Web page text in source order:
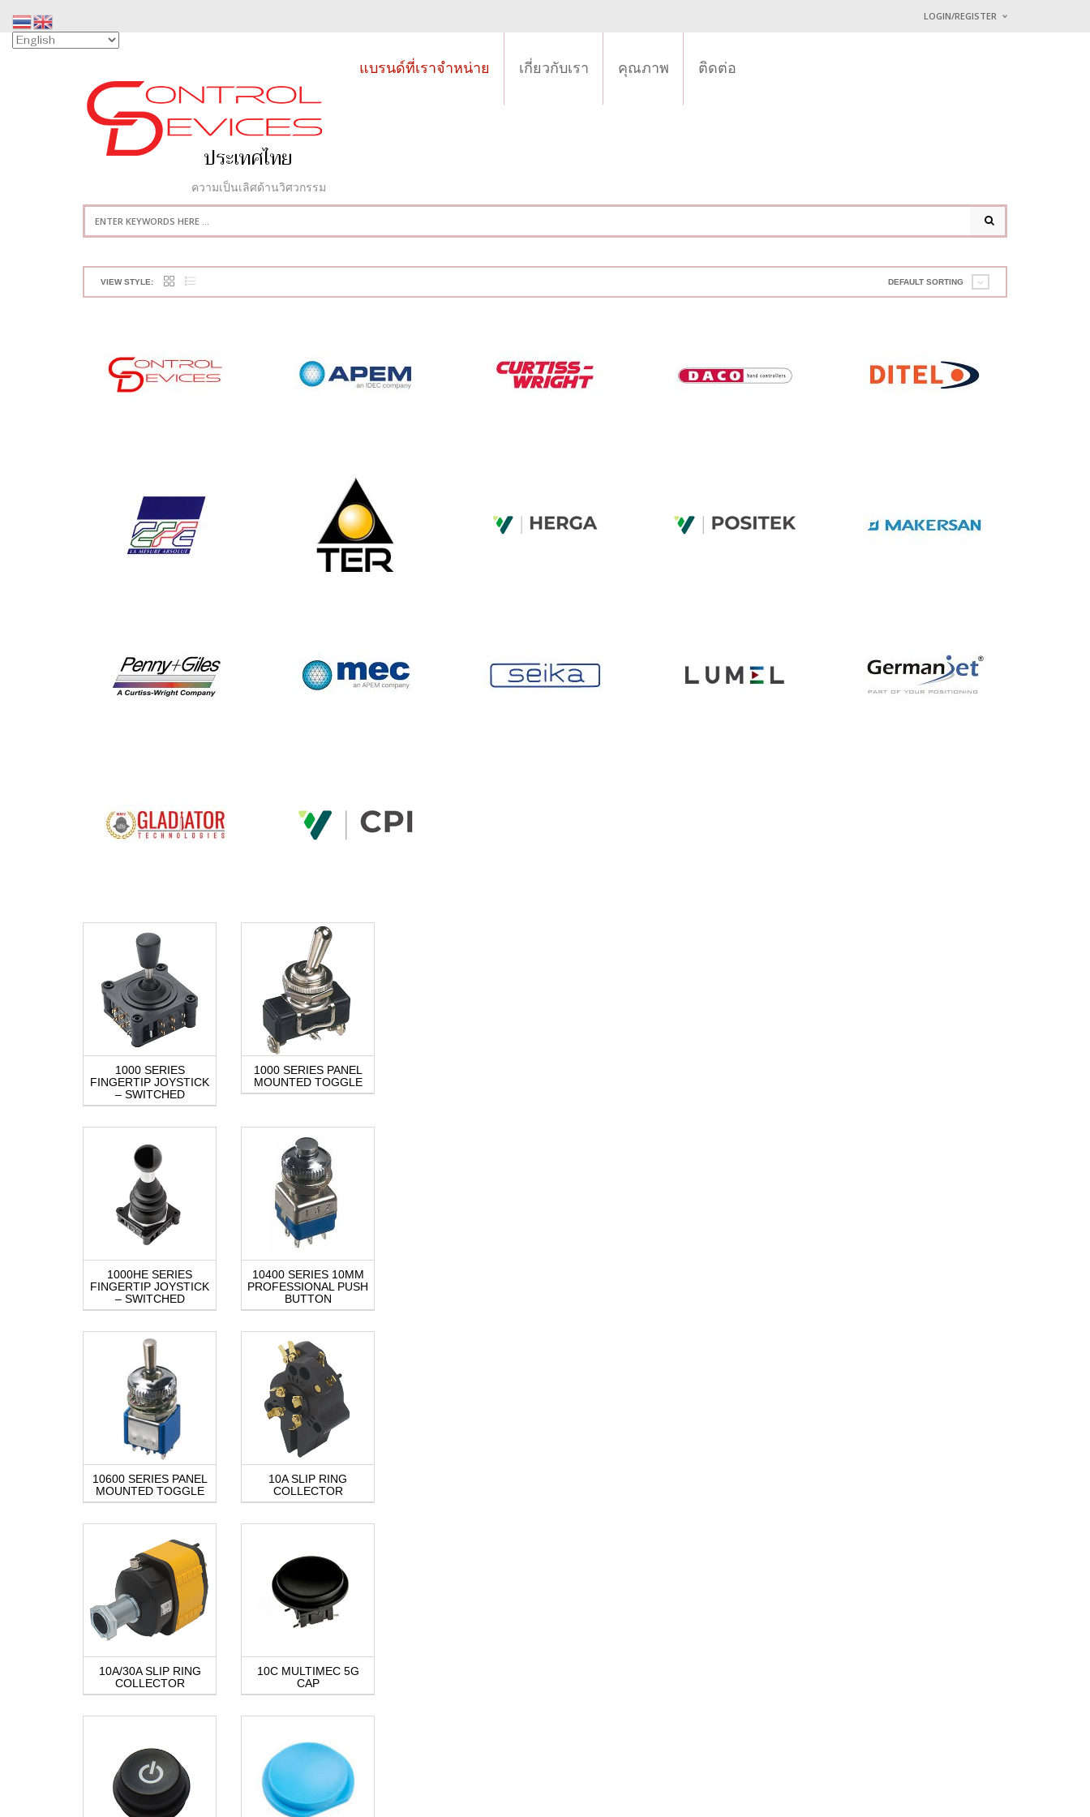
LOGIN/REGISTER
Lost password?
ความเป็นเลิศด้านวิศวกรรม
แบรนด์ที่เราจำหน่าย เกี่ยวกับเรา คุณภาพ ติดต่อ
VIEW STYLE: DEFAULT SORTING
1000 SERIES
FINGERTIP JOYSTICK
– SWITCHED
1000 SERIES PANEL
MOUNTED TOGGLE
1000HE SERIES
FINGERTIP JOYSTICK
– SWITCHED
10400 SERIES 10MM
PROFESSIONAL PUSH
BUTTON
10600 SERIES PANEL
MOUNTED TOGGLE
10A SLIP RING
COLLECTOR
10A/30A SLIP RING
COLLECTOR
10C MULTIMEC 5G
CAP